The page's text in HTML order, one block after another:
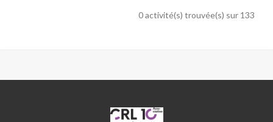
0 activité(s) trouvée(s) sur 133
CRL10